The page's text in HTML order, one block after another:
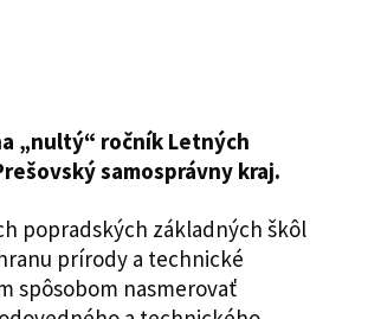
„nultý“ ročník Letných
samosprávny kraj.
popradských základných škôl
prírody a technické
spôsobom nasmerovať